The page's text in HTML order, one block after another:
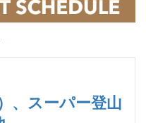
、スーパー登山